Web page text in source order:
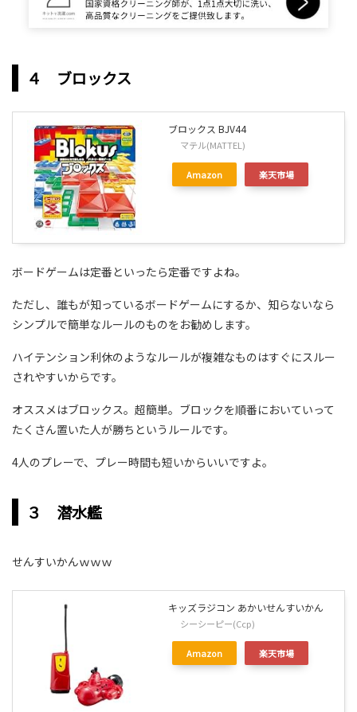
４ ブロックス
ブロックス BJV44
マテル(MATTEL)
Amazon 楽天市場
ボードゲームは定番といったら定番ですよね。
ただし、誰もが知っているボードゲームにするか、知らないなら
シンプルで簡単なルールのものをお勧めします。
ハイテンション利休のようなルールが複雑なものはすぐにスルー
されやすいからです。
オススメはブロックス。超簡単。ブロックを順番においていって
たくさん置いた人が勝ちというルールです。
4人のプレーで、プレー時間も短いからいいですよ。
３ 潜水艦
せんすいかんｗｗｗ
キッズラジコン あかいせんすいかん
シーシーピー(Ccp)
Amazon 楽天市場